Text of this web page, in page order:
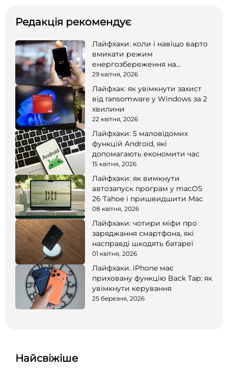
Редакція рекомендує
Лайфхаки: коли і навіщо варто
вмикати режим
енергозбереження на
смартфоні
29 квітня, 2026
Лайфхак: як увімкнути захист
від ransomware у Windows за 2
хвилини
22 квітня, 2026
Лайфхаки: 5 маловідомих
функцій Android, які
допомагають економити час
15 квітня, 2026
Лайфхаки: як вимкнути
автозапуск програм у macOS
26 Tahoe і пришвидшити Mac
08 квітня, 2026
Лайфхаки: чотири міфи про
заряджання смартфона, які
насправді шкодять батареї
01 квітня, 2026
Лайфхаки. iPhone має
приховану функцію Back Tap: як
увімкнути керування
25 березня, 2026
Найсвіжіше